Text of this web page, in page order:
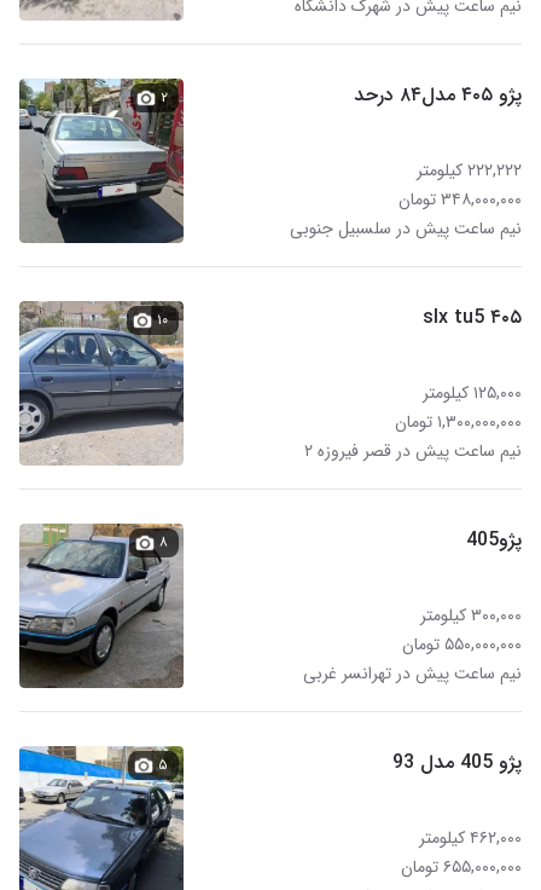
نیم ساعت پیش در شهرک دانشگاه
پژو ۴۰۵ مدل۸۴ درحد
۲۲۲,۲۲۲ کیلومتر
۳۴۸,۰۰۰,۰۰۰ تومان
نیم ساعت پیش در سلسبیل جنوبی
۲
۴۰۵ slx tu5
۱۲۵,۰۰۰ کیلومتر
۱,۳۰۰,۰۰۰,۰۰۰ تومان
نیم ساعت پیش در قصر فیروزه ۲
۱۰
پژو405
۳۰۰,۰۰۰ کیلومتر
۵۵۰,۰۰۰,۰۰۰ تومان
نیم ساعت پیش در تهرانسر غربی
۸
پژو 405 مدل 93
۴۶۲,۰۰۰ کیلومتر
۶۵۵,۰۰۰,۰۰۰ تومان
۵